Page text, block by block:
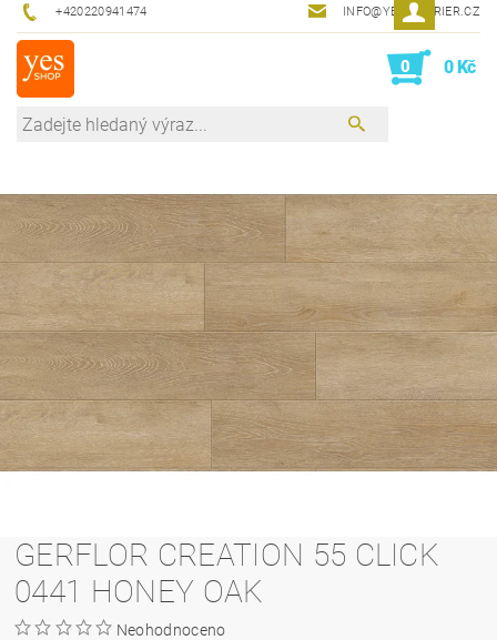
+420220941474 INFO@YESINTERIER.CZ
0 0 Kč
GERFLOR CREATION 55 CLICK
0441 HONEY OAK
Neohodnoceno